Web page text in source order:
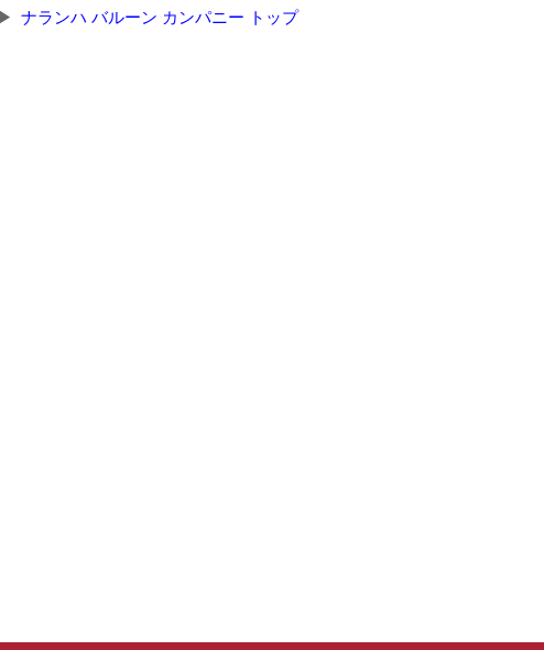
ナランハ バルーン カンパニー トップ